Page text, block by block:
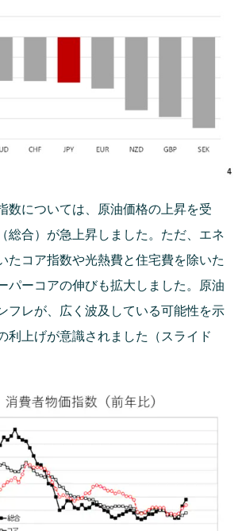
数については、原油価格の上昇を受
総合）が急上昇しました。ただ、エネ
たコア指数や光熱費と住宅費を除いた
パーコアの伸びも拡大しました。原油
フレが、広く波及している可能性を示
利上げが意識されました（スライド